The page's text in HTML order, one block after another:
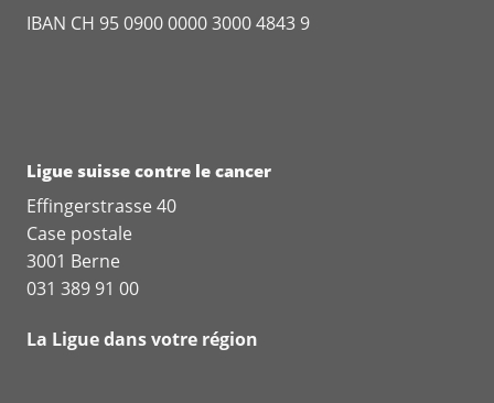
IBAN CH 95 0900 0000 3000 4843 9
Ligue suisse contre le cancer
Effingerstrasse 40
Case postale
3001 Berne
031 389 91 00
La Ligue dans votre région